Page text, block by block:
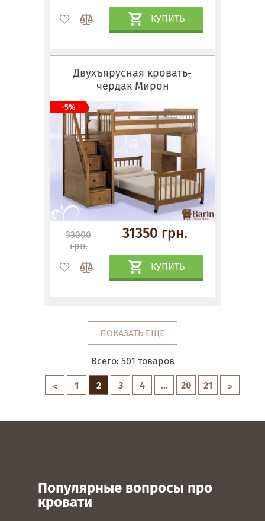
КУПИТЬ
Двухъярусная кровать-
чердак Мирон
33000
грн.
31350 грн.
КУПИТЬ
-5%
ПОКАЗАТЬ ЕЩЕ
Всего: 501 товаров
< 1 2 3 4 ... 20 21 >
Популярные вопросы про
кровати